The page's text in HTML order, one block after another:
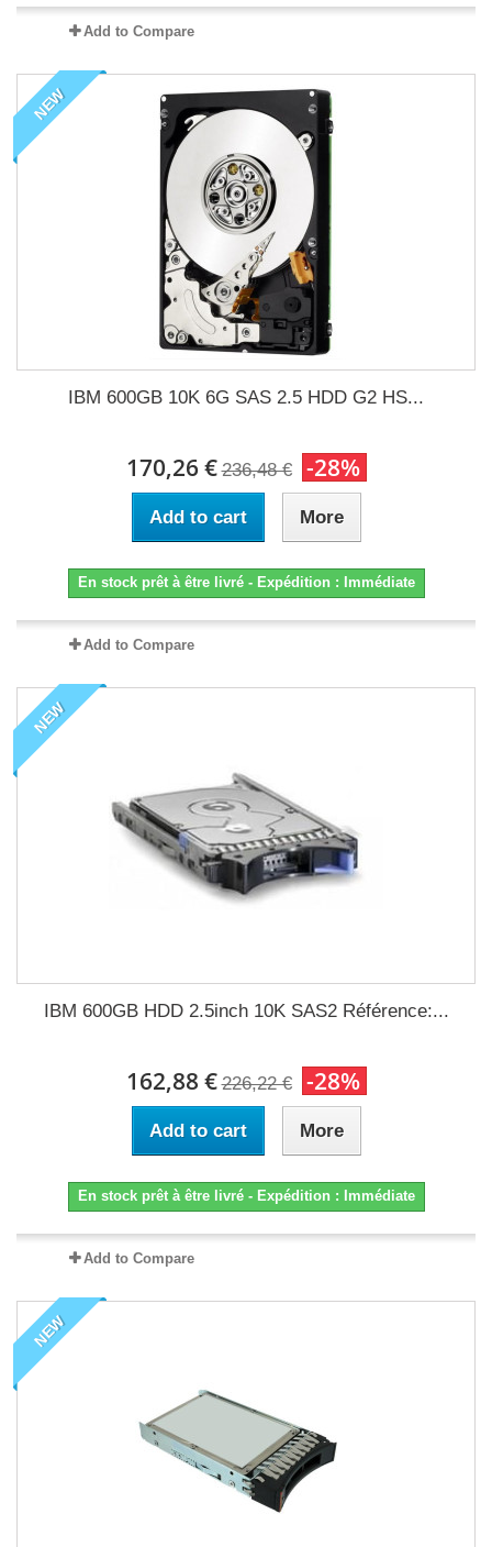
Add to Compare
NEW
IBM 600GB 10K 6G SAS 2.5 HDD G2 HS...
170,26 € 236,48 € -28%
Add to cart More
En stock prêt à être livré - Expédition : Immédiate
Add to Compare
NEW
IBM 600GB HDD 2.5inch 10K SAS2 Référence:...
162,88 € 226,22 € -28%
Add to cart More
En stock prêt à être livré - Expédition : Immédiate
Add to Compare
NEW